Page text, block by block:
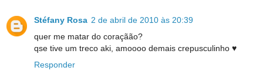
Stéfany Rosa 2 de abril de 2010 às 20:39
quer me matar do coraçãão?
qse tive um treco aki, amoooo demais crepusculinho ♥
Responder